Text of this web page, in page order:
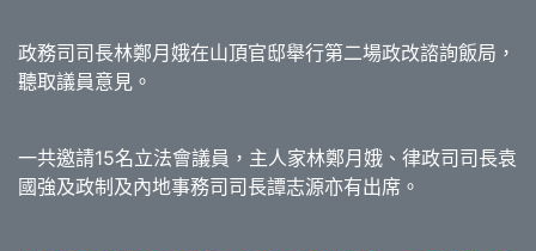
政務司司長林鄭月娥在山頂官邸舉行第二場政改諮詢飯局，
聽取議員意見。
一共邀請15名立法會議員，主人家林鄭月娥、律政司司長袁
國強及政制及內地事務司司長譚志源亦有出席。